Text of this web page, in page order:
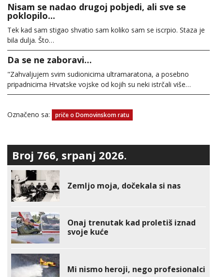
Nisam se nadao drugoj pobjedi, ali sve se
poklopilo...
Tek kad sam stigao shvatio sam koliko sam se iscrpio. Staza je
bila dulja. Što…
Da se ne zaboravi…
"Zahvaljujem svim sudionicima ultramaratona, a posebno
pripadnicima Hrvatske vojske od kojih su neki istrčali više…
Označeno sa: priče o Domovinskom ratu
Broj 766, srpanj 2026.
Zemljo moja, dočekala si nas
Onaj trenutak kad proletiš iznad
svoje kuće
Mi nismo heroji, nego profesionalci